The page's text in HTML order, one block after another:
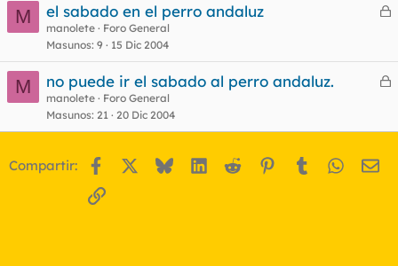
M
C
r
a
el sabado en el perro andaluz
manolete
Foro General
Masunos 9 15 Dic 2004
M
C
r
no puede ir el sabado al perro andaluz.
manolete
Foro General
Masunos 21 20 Dic 2004
Compartir: Facebook BlueskyLinkedIn
Reddit Pinterest
Tumblr
Enlace